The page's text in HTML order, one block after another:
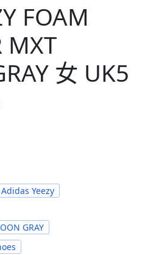
FOAM
MXT
女 UK5
Adidas Yeezy
GRAY